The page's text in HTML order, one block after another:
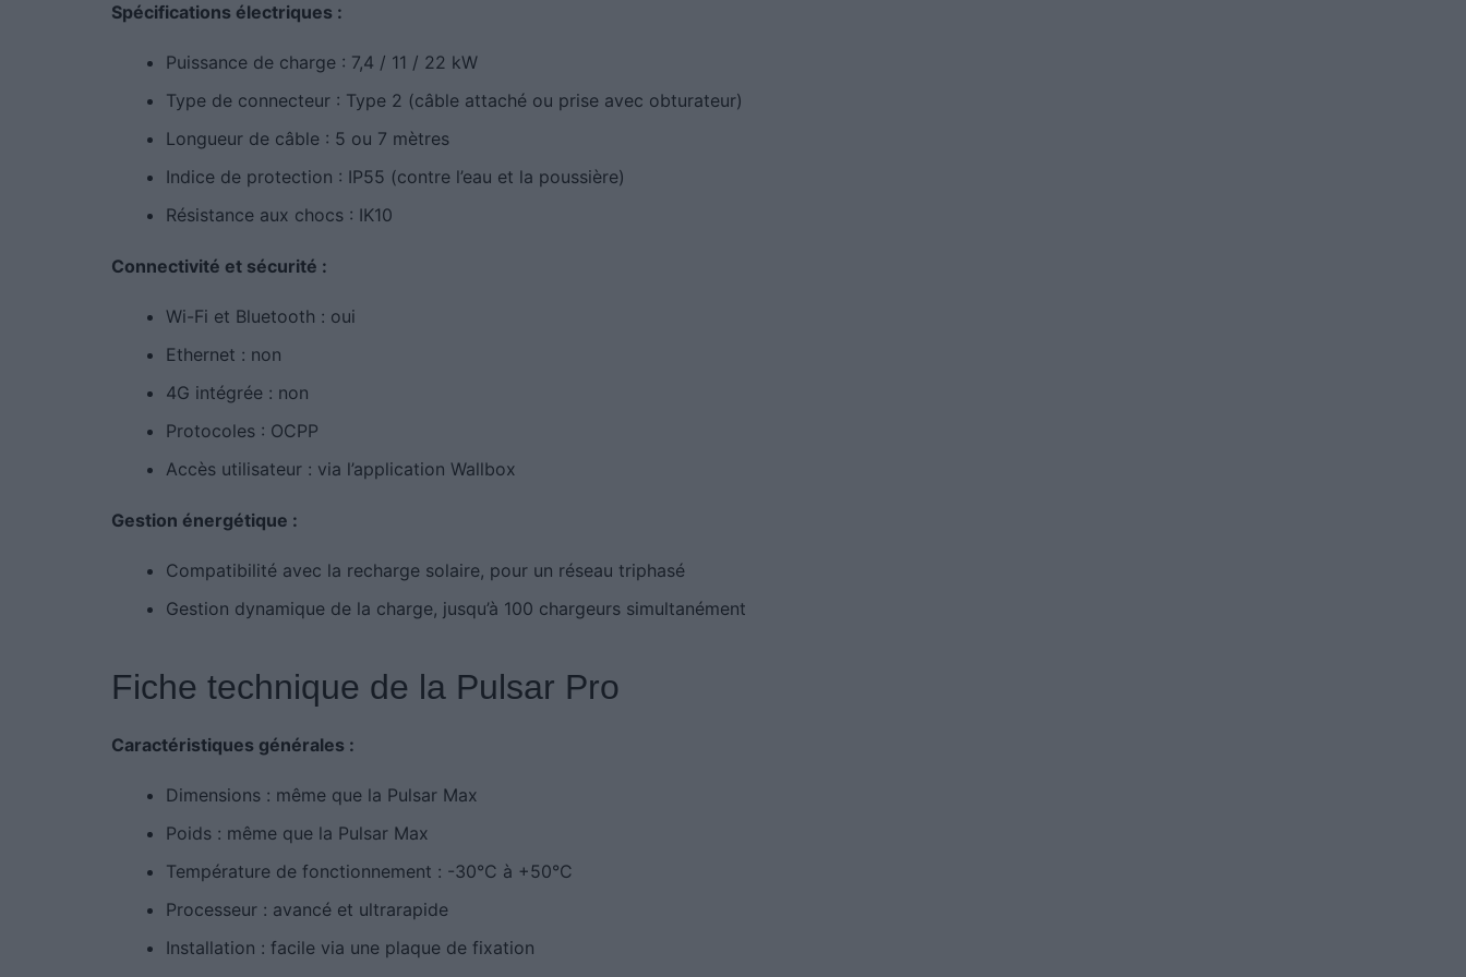
Spécifications électriques :
Puissance de charge : 7,4 / 11 / 22 kW
Type de connecteur : Type 2 (câble attaché ou prise avec obturateur)
Longueur de câble : 5 ou 7 mètres
Indice de protection : IP55 (contre l’eau et la poussière)
Résistance aux chocs : IK10
Connectivité et sécurité :
Wi-Fi et Bluetooth : oui
Ethernet : non
4G intégrée : non
Protocoles : OCPP
Accès utilisateur : via l’application Wallbox
Gestion énergétique :
Compatibilité avec la recharge solaire, pour un réseau triphasé
Gestion dynamique de la charge, jusqu’à 100 chargeurs simultanément
Fiche technique de la Pulsar Pro
Caractéristiques générales :
Dimensions : même que la Pulsar Max
Poids : même que la Pulsar Max
Température de fonctionnement : -30°C à +50°C
Processeur : avancé et ultrarapide
Installation : facile via une plaque de fixation